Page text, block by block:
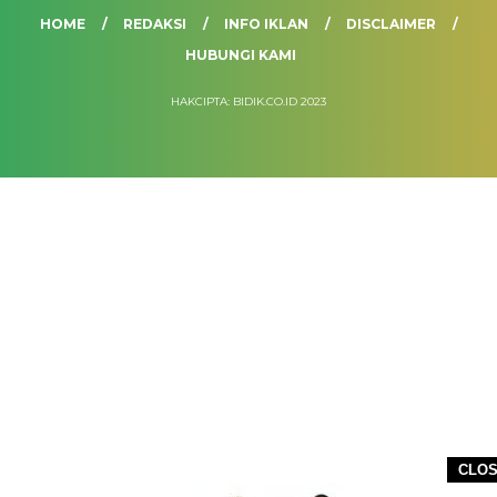
HOME REDAKSI INFO IKLAN
DISCLAIMER
HUBUNGI KAMI
HAKCIPTA: BIDIK.CO.ID 2023